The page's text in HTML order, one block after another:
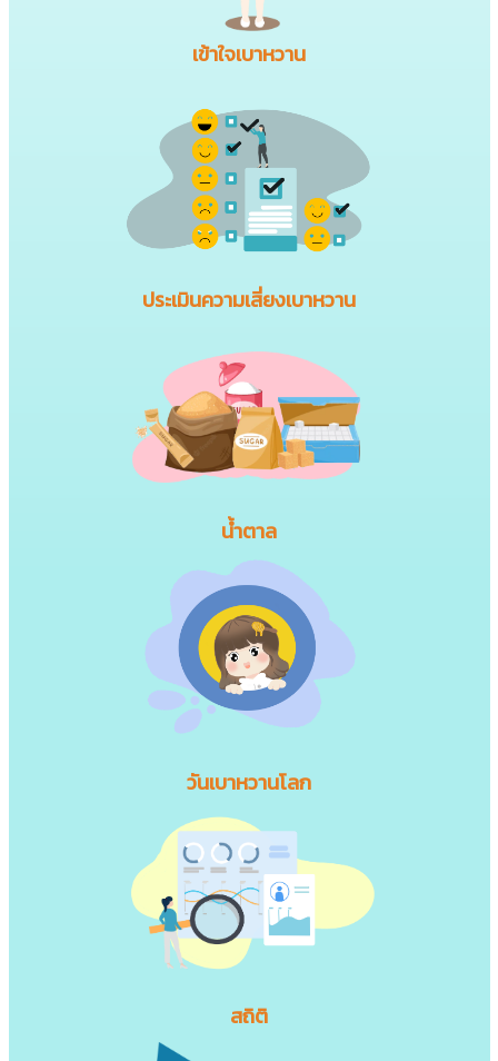
เข้าใจเบาหวาน
ประเมินความเสี่ยงเบาหวาน
น้ำตาล
วันเบาหวานโลก
สถิติ